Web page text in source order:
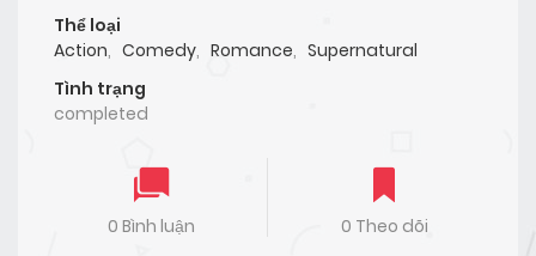
Thể loại
Action, Comedy, Romance, Supernatural
Tình trạng
completed
0 Bình luận 0 Theo dõi